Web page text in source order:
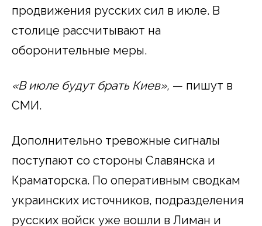
продвижения русских сил в июле. В
столице рассчитывают на
оборонительные меры.
«В июле будут брать Киев», — пишут в
СМИ.
Дополнительно тревожные сигналы
поступают со стороны Славянска и
Краматорска. По оперативным сводкам
украинских источников, подразделения
русских войск уже вошли в Лиман и